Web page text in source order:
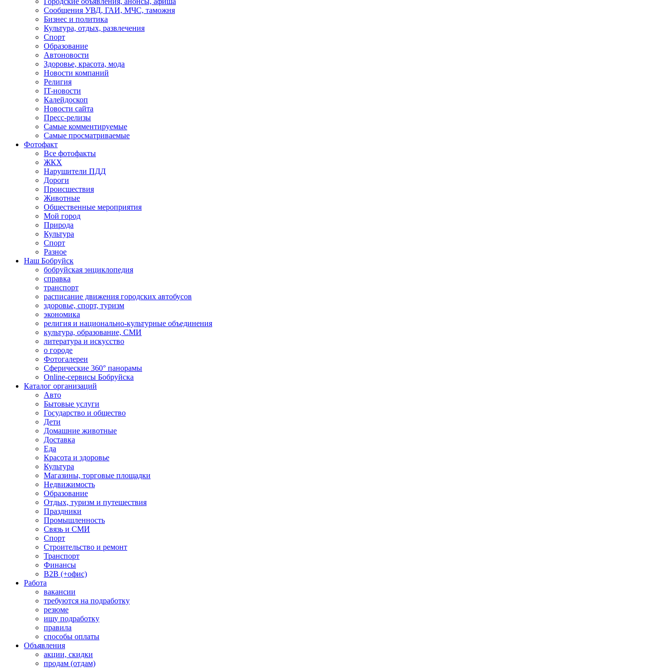
Сообщения УВД, ГАИ, МЧС, таможня
Бизнес и политика
Культура, отдых, развлечения
Спорт
Образование
Автоновости
Здоровье, красота, мода
Новости компаний
Религия
IT-новости
Калейдоскоп
Новости сайта
Пресс-релизы
Самые комментируемые
Самые просматриваемые
Фотофакт
Все фотофакты
ЖКХ
Нарушители ПДД
Дороги
Происшествия
Животные
Общественные мероприятия
Мой город
Природа
Культура
Спорт
Разное
Наш Бобруйск
бобруйская энциклопедия
справка
транспорт
расписание движения городских автобусов
здоровье, спорт, туризм
экономика
религия и национально-культурные объединения
культура, образование, СМИ
литература и искусство
о городе
Фотогалереи
Сферические 360° панорамы
Online-сервисы Бобруйска
Каталог организаций
Авто
Бытовые услуги
Государство и общество
Дети
Домашние животные
Доставка
Еда
Красота и здоровье
Культура
Магазины, торговые площадки
Недвижимость
Образование
Отдых, туризм и путешествия
Праздники
Промышленность
Связь и СМИ
Спорт
Строительство и ремонт
Транспорт
Финансы
B2B (+офис)
Работа
вакансии
требуются на подработку
резюме
ищу подработку
правила
способы оплаты
Объявления
акции, скидки
продам (отдам)